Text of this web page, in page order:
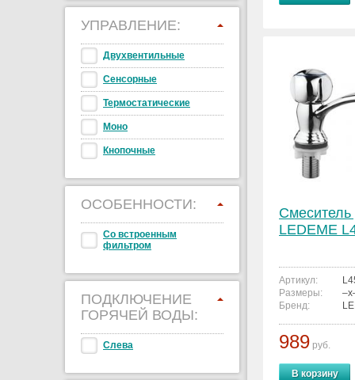
УПРАВЛЕНИЕ:
Двухвентильные
Сенсорные
Термостатические
Моно
Кнопочные
ОСОБЕННОСТИ:
Со встроенным
фильтром
ПОДКЛЮЧЕНИЕ
ГОРЯЧЕЙ ВОДЫ:
Слева
Смеситель
LEDEME
Артикул:
Размеры:
Бренд:
989 руб.
В корзину